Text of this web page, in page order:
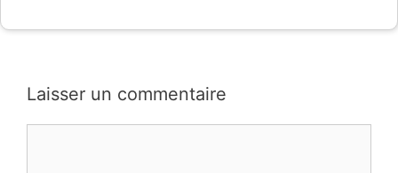
Laisser un commentaire